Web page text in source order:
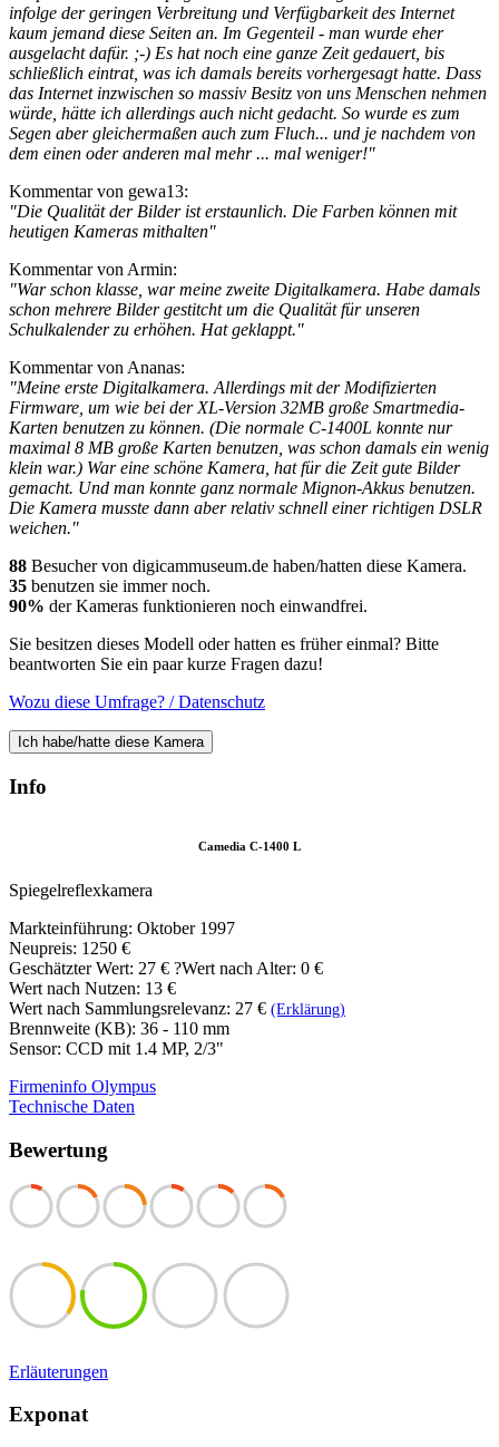
infolge der geringen Verbreitung und Verfügbarkeit des Internet
kaum jemand diese Seiten an. Im Gegenteil - man wurde eher
ausgelacht dafür. ;-) Es hat noch eine ganze Zeit gedauert, bis
schließlich eintrat, was ich damals bereits vorhergesagt hatte. Dass
das Internet inzwischen so massiv Besitz von uns Menschen nehmen
würde, hätte ich allerdings auch nicht gedacht. So wurde es zum
Segen aber gleichermaßen auch zum Fluch... und je nachdem von
dem einen oder anderen mal mehr ... mal weniger!"
Kommentar von gewa13:
"Die Qualität der Bilder ist erstaunlich. Die Farben können mit
heutigen Kameras mithalten"
Kommentar von Armin:
"War schon klasse, war meine zweite Digitalkamera. Habe damals
schon mehrere Bilder gestitcht um die Qualität für unseren
Schulkalender zu erhöhen. Hat geklappt."
Kommentar von Ananas:
"Meine erste Digitalkamera. Allerdings mit der Modifizierten
Firmware, um wie bei der XL-Version 32MB große Smartmedia-
Karten benutzen zu können. (Die normale C-1400L konnte nur
maximal 8 MB große Karten benutzen, was schon damals ein wenig
klein war.) War eine schöne Kamera, hat für die Zeit gute Bilder
gemacht. Und man konnte ganz normale Mignon-Akkus benutzen.
Die Kamera musste dann aber relativ schnell einer richtigen DSLR
weichen."
88 Besucher von digicammuseum.de haben/hatten diese Kamera.
35 benutzen sie immer noch.
90% der Kameras funktionieren noch einwandfrei.
Sie besitzen dieses Modell oder hatten es früher einmal? Bitte
beantworten Sie ein paar kurze Fragen dazu!
Wozu diese Umfrage? / Datenschutz
Ich habe/hatte diese Kamera
Info
Camedia C-1400 L
Spiegelreflexkamera
Markteinführung: Oktober 1997
Neupreis: 1250 €
Geschätzter Wert: 27 € ?Wert nach Alter: 0 €
Wert nach Nutzen: 13 €
Wert nach Sammlungsrelevanz: 27 € (Erklärung)
Brennweite (KB): 36 - 110 mm
Sensor: CCD mit 1.4 MP, 2/3"
Firmeninfo Olympus
Technische Daten
Bewertung
Erläuterungen
Exponat